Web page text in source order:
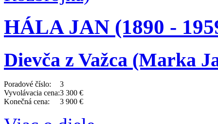
HÁLA JAN (1890 -
Dievča z Važca (Marka
Poradové číslo:
3
Vyvolávacia cena:3 300 €
Konečná cena:
3 900 €